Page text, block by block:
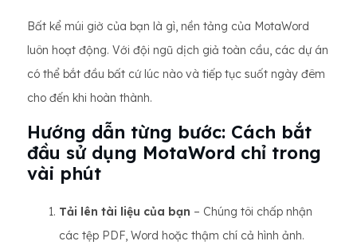
Bất kể múi giờ của bạn là gì, nền tảng của MotaWord
luôn hoạt động. Với đội ngũ dịch giả toàn cầu, các dự án
có thể bắt đầu bất cứ lúc nào và tiếp tục suốt ngày đêm
cho đến khi hoàn thành.
Hướng dẫn từng bước: Cách bắt
đầu sử dụng MotaWord chỉ trong
vài phút
Tải lên tài liệu của bạn – Chúng tôi chấp nhận
các tệp PDF, Word hoặc thậm chí cả hình ảnh.